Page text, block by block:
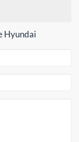
Hyundai